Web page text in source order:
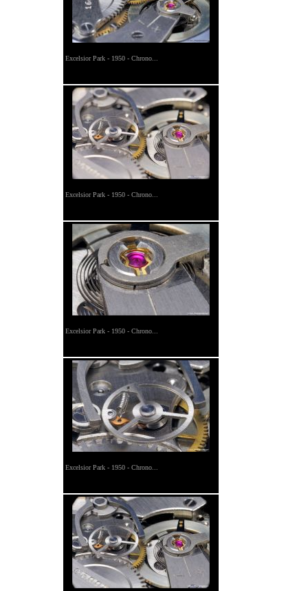
Excelsior Park - 1950 - Chrono...
Excelsior Park - 1950 - Chrono...
Excelsior Park - 1950 - Chrono...
Excelsior Park - 1950 - Chrono...